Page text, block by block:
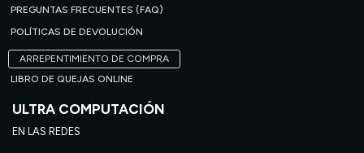
PREGUNTAS FRECUENTES (FAQ)
POLÍTICAS DE DEVOLUCIÓN
ARREPENTIMIENTO DE COMPRA
LIBRO DE QUEJAS ONLINE
ULTRA COMPUTACIÓN
EN LAS REDES